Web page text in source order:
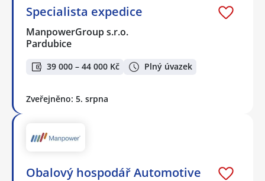
Specialista expedice
ManpowerGroup s.r.o.
Pardubice
39 000 – 44 000 Kč Plný úvazek
Zveřejněno: 5. srpna
Obalový hospodář Automotive